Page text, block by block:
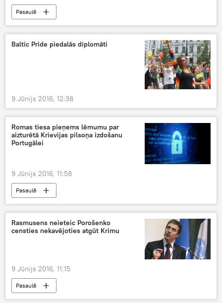
Pasaulē
Baltic Pride piedalās diplomāti
9 Jūnijs 2016, 12:38
Romas tiesa pieņems lēmumu par
aizturētā Krievijas pilsoņa izdošanu
Portugālei
9 Jūnijs 2016, 11:58
Pasaulē
Rasmusens neieteic Porošenko
censties nekavējoties atgūt Krimu
9 Jūnijs 2016, 11:15
Pasaulē